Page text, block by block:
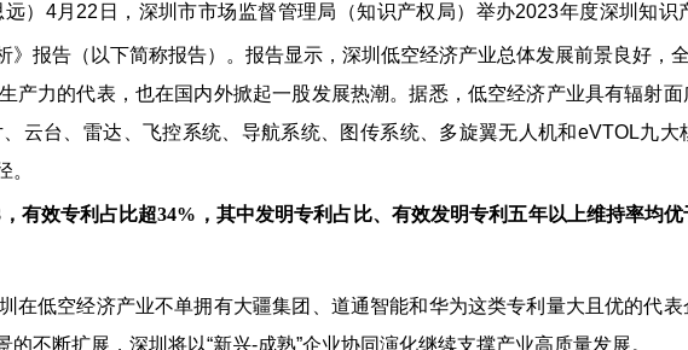
远）4月22日，深圳市市场监督管理局（知识产权局）举办2023年度深圳知
》报告（以下简称报告）。报告显示，深圳低空经济产业总体发展前景良好，
力的代表，也在国内外掀起一股发展热潮。据悉，低空经济产业具有辐射面
云台、雷达、飞控系统、导航系统、图传系统、多旋翼无人机和eVTOL九
。
效专利占比超34%，其中发明专利占比、有效发明专利五年以上维持率均
低空经济产业不单拥有大疆集团、道通智能和华为这类专利量大且优的代表
不断扩展，深圳将以“新兴-成熟”企业协同演化继续支撑产业高质量发展。